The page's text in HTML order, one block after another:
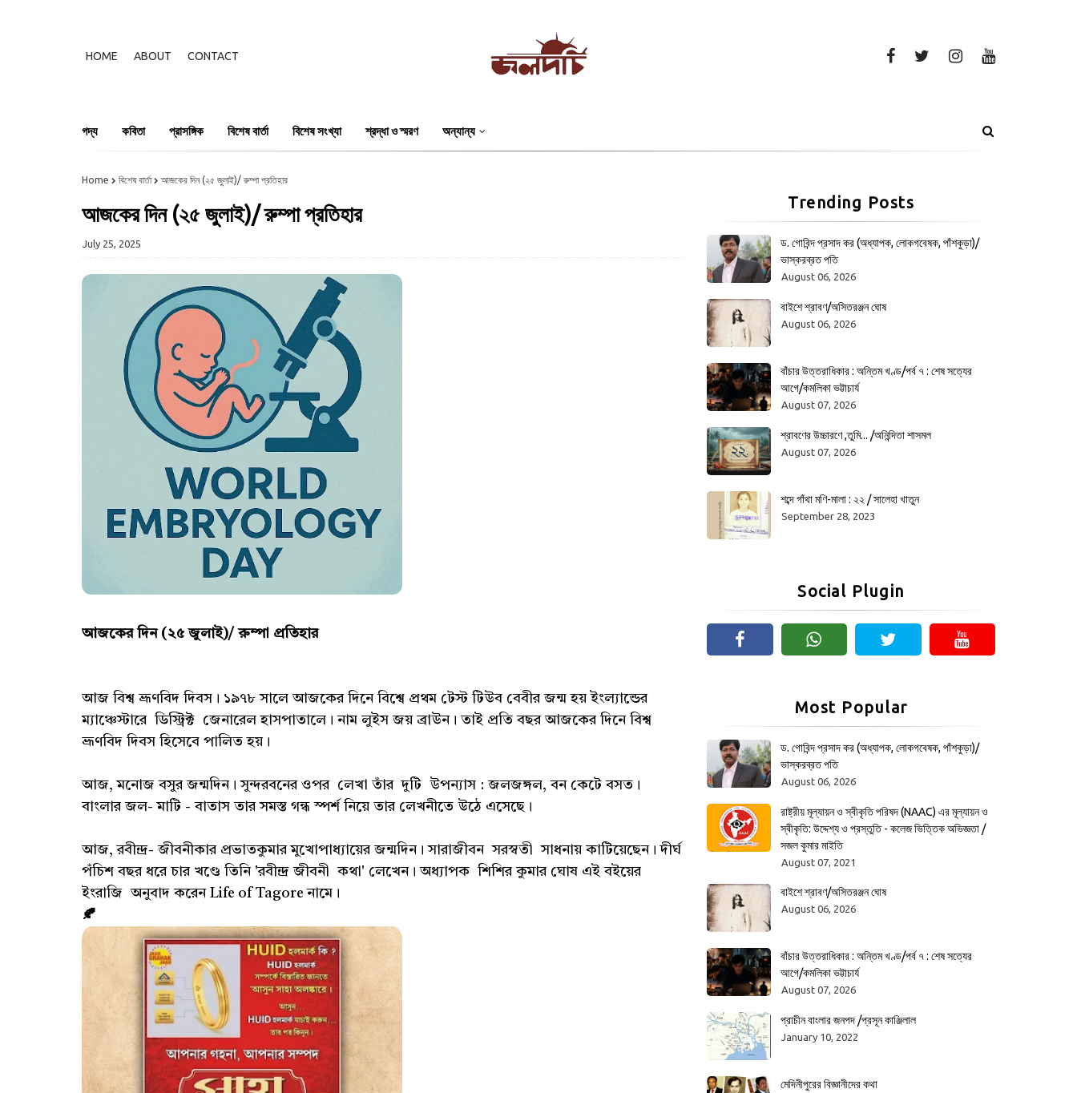
HOME ABOUT CONTACT
গদ্য কবিতা প্রাসঙ্গিক বিশেষ বার্তা বিশেষ সংখ্যা শ্রদ্ধা ও স্মরণ অন্যান্য
Home বিশেষ বার্তা আজকের দিন (২৫ জুলাই)/ রুম্পা প্রতিহার
আজকের দিন (২৫ জুলাই)/ রুম্পা প্রতিহার
July 25, 2025
আজকের দিন (২৫ জুলাই)/ রুম্পা প্রতিহার
আজ বিশ্ব ভ্রূণবিদ দিবস। ১৯৭৮ সালে আজকের দিনে বিশ্বে প্রথম টেস্ট টিউব বেবীর জন্ম হয় ইংল্যান্ডের
ম্যাঞ্চেস্টারে ডিস্ট্রিক্ট জেনারেল হাসপাতালে। নাম লুইস জয় ব্রাউন। তাই প্রতি বছর আজকের দিনে বিশ্ব
ভ্রূণবিদ দিবস হিসেবে পালিত হয়।
আজ, মনোজ বসুর জন্মদিন। সুন্দরবনের ওপর লেখা তাঁর দুটি উপন্যাস : জলজঙ্গল, বন কেটে বসত।
বাংলার জল- মাটি - বাতাস তার সমস্ত গন্ধ স্পর্শ নিয়ে তার লেখনীতে উঠে এসেছে।
আজ, রবীন্দ্র- জীবনীকার প্রভাতকুমার মুখোপাধ্যায়ের জন্মদিন। সারাজীবন সরস্বতী সাধনায় কাটিয়েছেন। দীর্ঘ
পঁচিশ বছর ধরে চার খণ্ডে তিনি 'রবীন্দ্র জীবনী কথা' লেখেন। অধ্যাপক শিশির কুমার ঘোষ এই বইয়ের
ইংরাজি অনুবাদ করেন Life of Tagore নামে।
🍂
Trending Posts
ড. গোবিন্দ প্রসাদ কর (অধ্যাপক, লোকগবেষক, পাঁশকুড়া)/
ভাস্করব্রত পতি
August 06, 2026
বাইশে শ্রাবণ/অসিতরঞ্জন ঘোষ
August 06, 2026
বাঁচার উত্তরাধিকার : অন্তিম খণ্ড/পর্ব ৭ : শেষ সত্যের
আগে/কমলিকা ভট্টাচার্য
August 07, 2026
শ্রাবণের উচ্চারণে ,তুমি... /অনিন্দিতা শাসমল
August 07, 2026
শব্দে গাঁথা মণি-মালা : ২২ / সালেহা খাতুন
September 28, 2023
Social Plugin
Most Popular
ড. গোবিন্দ প্রসাদ কর (অধ্যাপক, লোকগবেষক, পাঁশকুড়া)/
ভাস্করব্রত পতি
August 06, 2026
রাষ্ট্রীয় মূল্যায়ন ও স্বীকৃতি পরিষদ (NAAC) এর মূল্যায়ন ও
স্বীকৃতি: উদ্দেশ্য ও প্রস্তুতি - কলেজ ভিত্তিক অভিজ্ঞতা /
সজল কুমার মাইতি
August 07, 2021
বাইশে শ্রাবণ/অসিতরঞ্জন ঘোষ
August 06, 2026
বাঁচার উত্তরাধিকার : অন্তিম খণ্ড/পর্ব ৭ : শেষ সত্যের
আগে/কমলিকা ভট্টাচার্য
August 07, 2026
প্রাচীন বাংলার জনপদ /প্রসূন কাঞ্জিলাল
January 10, 2022
মেদিনীপুরের বিজ্ঞানীদের কথা